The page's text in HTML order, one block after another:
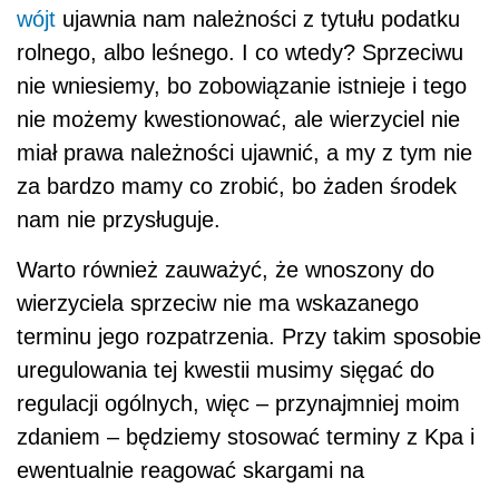
wójt ujawnia nam należności z tytułu podatku
rolnego, albo leśnego. I co wtedy? Sprzeciwu
nie wniesiemy, bo zobowiązanie istnieje i tego
nie możemy kwestionować, ale wierzyciel nie
miał prawa należności ujawnić, a my z tym nie
za bardzo mamy co zrobić, bo żaden środek
nam nie przysługuje.
Warto również zauważyć, że wnoszony do
wierzyciela sprzeciw nie ma wskazanego
terminu jego rozpatrzenia. Przy takim sposobie
uregulowania tej kwestii musimy sięgać do
regulacji ogólnych, więc – przynajmniej moim
zdaniem – będziemy stosować terminy z Kpa i
ewentualnie reagować skargami na